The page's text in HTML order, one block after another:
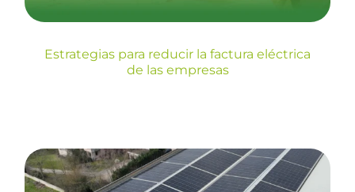
Estrategias para reducir la factura eléctrica
de las empresas